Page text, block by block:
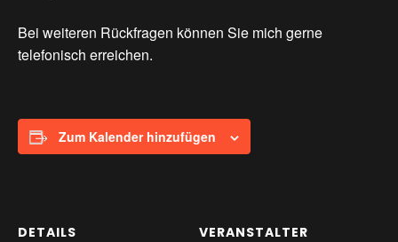
Bei weiteren Rückfragen können Sie mich gerne
telefonisch erreichen.
Zum Kalender hinzufügen
DETAILS VERANSTALTER